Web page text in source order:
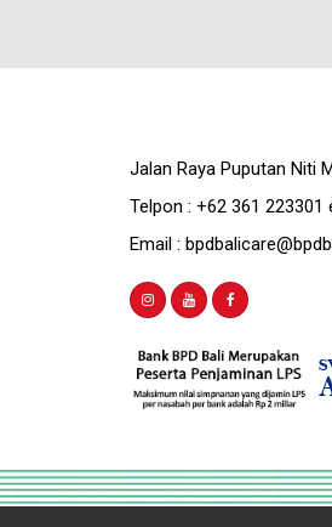
Jalan Raya Puputan Niti
Telpon : +62 361 223301
Email :